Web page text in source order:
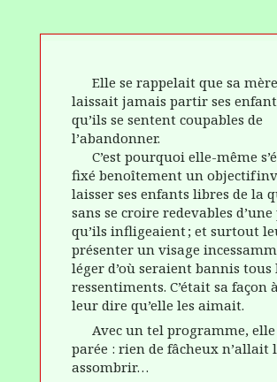
Elle se rappelait que sa
laissait jamais partir ses
qu’ils se sentent coupables de
l’abandonner.
C’est pourquoi elle-même
fixé benoîtement un objectif
laisser ses enfants libres de la
sans se croire redevables d’une
qu’ils infligeaient ; et surtout
présenter un visage
léger d’où seraient bannis tous
ressentiments. C’était sa façon
leur dire qu’elle les aimait.
Avec un tel programme, elle
parée : rien de fâcheux n’allait
assombrir…